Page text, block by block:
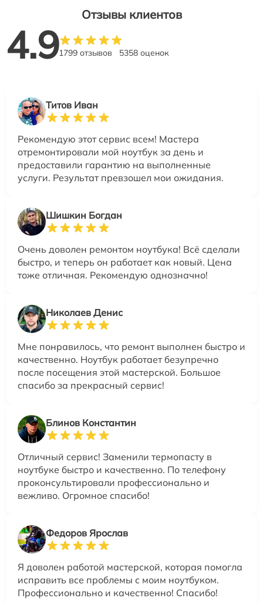
Отзывы клиентов
4.91799 отзывов 5358 оценок
Титов Иван
Рекомендую этот сервис всем! Мастера
отремонтировали мой ноутбук за день и
предоставили гарантию на выполненные
услуги. Результат превзошел мои ожидания.
Шишкин Богдан
Очень доволен ремонтом ноутбука! Всё сделали
быстро, и теперь он работает как новый. Цена
тоже отличная. Рекомендую однозначно!
Николаев Денис
Мне понравилось, что ремонт выполнен быстро и
качественно. Ноутбук работает безупречно
после посещения этой мастерской. Большое
спасибо за прекрасный сервис!
Блинов Константин
Отличный сервис! Заменили термопасту в
ноутбуке быстро и качественно. По телефону
проконсультировали профессионально и
вежливо. Огромное спасибо!
Федоров Ярослав
Я доволен работой мастерской, которая помогла
исправить все проблемы с моим ноутбуком.
Профессионально и качественно! Спасибо!